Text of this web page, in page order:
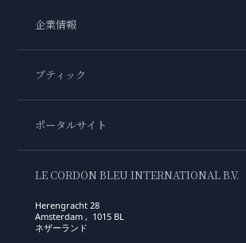
企業情報
ブティック
ポータルサイト
LE CORDON BLEU INTERNATIONAL B.V.
Herengracht 28
Amsterdam , 1015 BL
ネザーランド